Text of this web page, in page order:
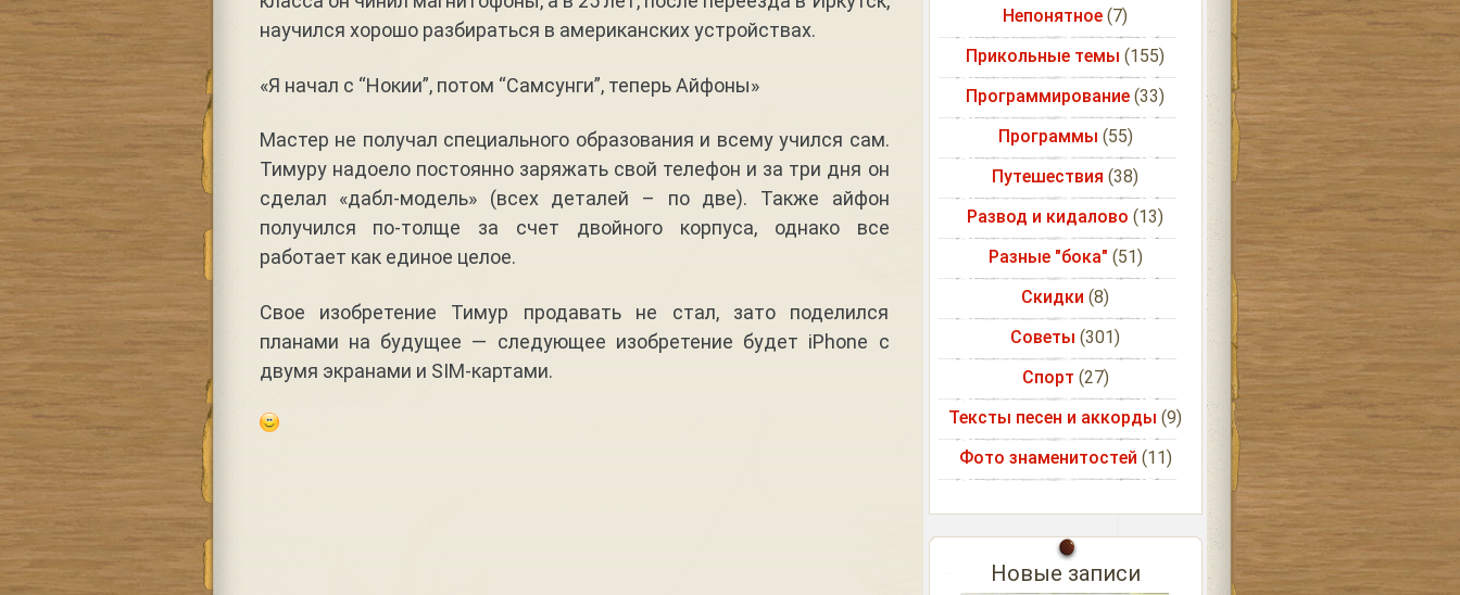
научился хорошо разбираться в американских устройствах.
«Я начал с “Нокии”, потом “Самсунги”, теперь Айфоны»
Мастер не получал специального образования и всему учился сам.
Тимуру надоело постоянно заряжать свой телефон и за три дня он
сделал «дабл-модель» (всех деталей – по две). Также айфон
получился по-толще за счет двойного корпуса, однако все
работает как единое целое.
Свое изобретение Тимур продавать не стал, зато поделился
планами на будущее — следующее изобретение будет iPhone с
двумя экранами и SIM-картами.
Непонятное (7)
Прикольные темы (155)
Программирование (33)
Программы (55)
Путешествия (38)
Развод и кидалово (13)
Разные "бока" (51)
Скидки (8)
Советы (301)
Спорт (27)
Тексты песен и аккорды (9)
Фото знаменитостей (11)
Новые записи